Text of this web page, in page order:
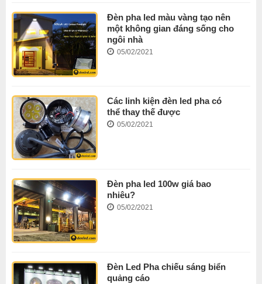
Đèn pha led màu vàng tạo nên
một không gian đáng sống cho
ngôi nhà
05/02/2021
Các linh kiện đèn led pha có
thể thay thế được
05/02/2021
Đèn pha led 100w giá bao
nhiêu?
05/02/2021
Đèn Led Pha chiếu sáng biển
quảng cáo